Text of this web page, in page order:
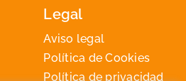
Legal
Aviso legal
Política de Cookies
Política de privacidad